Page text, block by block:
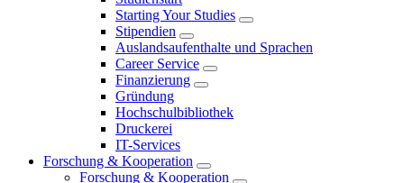
Starting Your Studies
Stipendien
Auslandsaufenthalte und Sprachen
Career Service
Finanzierung
Gründung
Hochschulbibliothek
Druckerei
IT-Services
Forschung & Kooperation
Forschung & Kooperation